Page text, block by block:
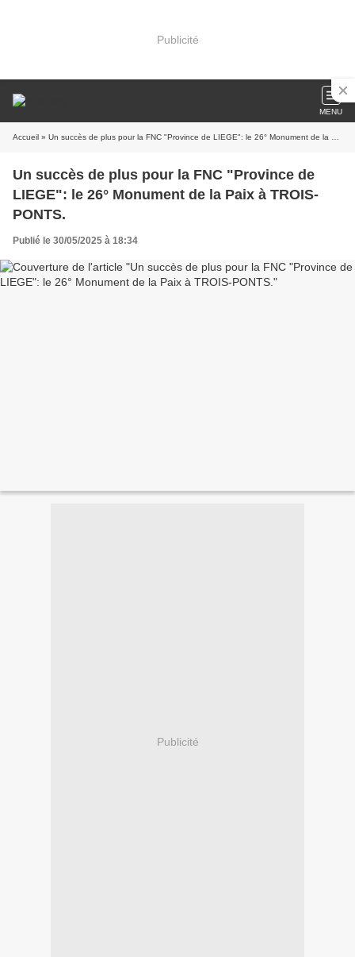
Publicité
MENU
Accueil » Un succès de plus pour la FNC "Province de LIEGE": le 26° Monument de la Paix à TROIS-PONTS.
Un succès de plus pour la FNC "Province de
LIEGE": le 26° Monument de la Paix à TROIS-
PONTS.
Publié le 30/05/2025 à 18:34
Publicité